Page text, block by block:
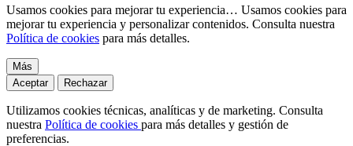
Usamos cookies para mejorar tu experiencia… Usamos cookies para
mejorar tu experiencia y personalizar contenidos. Consulta nuestra
Política de cookies para más detalles.
Más
Aceptar
Rechazar
Utilizamos cookies técnicas, analíticas y de marketing. Consulta
nuestra Política de cookies para más detalles y gestión de
preferencias.